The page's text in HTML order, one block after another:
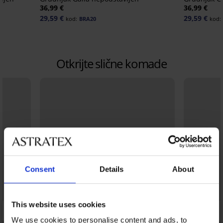
Consent Details About
This website uses cookies
We use cookies to personalise content and ads, to
36,99 €
29,59 € kod: BRA20
36,99 €
29,59 € kod:
Otkrijte slične komade